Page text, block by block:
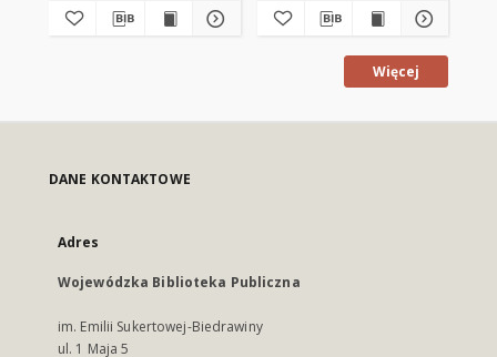
Więcej
DANE KONTAKTOWE
Adres
Wojewódzka Biblioteka Publiczna
im. Emilii Sukertowej-Biedrawiny
ul. 1 Maja 5